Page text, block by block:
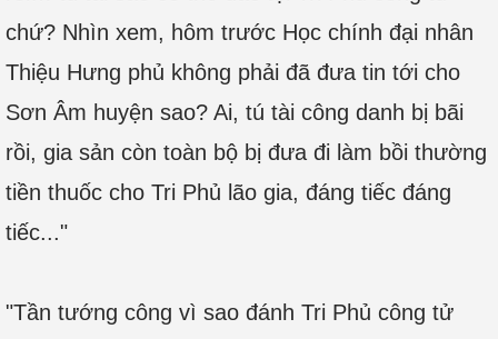
chứ? Nhìn xem, hôm trước Học chính đại nhân
Thiệu Hưng phủ không phải đã đưa tin tới cho
Sơn Âm huyện sao? Ai, tú tài công danh bị bãi
rồi, gia sản còn toàn bộ bị đưa đi làm bồi thường
tiền thuốc cho Tri Phủ lão gia, đáng tiếc đáng
tiếc..."
"Tần tướng công vì sao đánh Tri Phủ công tử